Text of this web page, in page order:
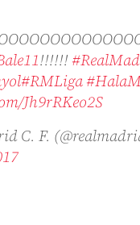
!!!!!!
#RMLiga
Jh9rRKeo2S
C. F.